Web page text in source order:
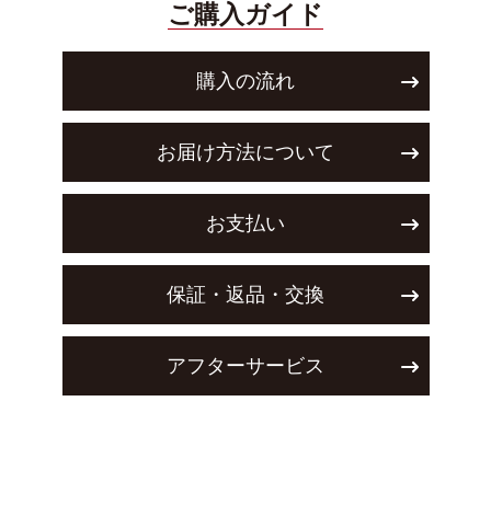
ご購入ガイド
購入の流れ
お届け方法について
お支払い
保証・返品・交換
アフターサービス